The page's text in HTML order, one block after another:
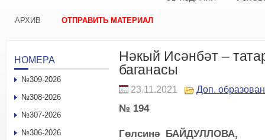
АРХИВ ОТПРАВИТЬ МАТЕРИАЛ
Нәкый Исәнбәт –
баганасы
23.11.2021 Доп.
№ 194
Гөлсинә БАЙДУЛЛОВА,
НОМЕРА
№309-2026
№308-2026
№307-2026
№306-2026